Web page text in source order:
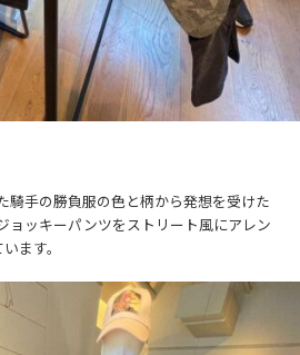
騎手の勝負服の色と柄から発想を受けた
ョッキーパンツをストリート風にアレン
ます。